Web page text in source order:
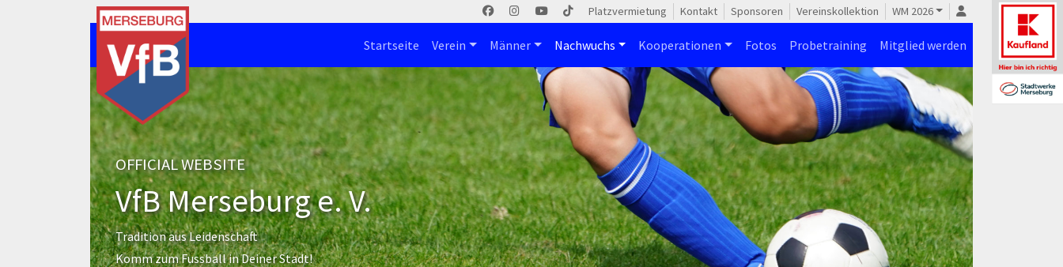
Platzvermietung Kontakt Sponsoren Vereinskollektion WM 2026
Startseite Verein Männer Nachwuchs Kooperationen Fotos Probetraining Mitglied werden
OFFICIAL WEBSITE
VfB Merseburg e. V.
Tradition aus Leidenschaft
Komm zum Fussball in Deiner Stadt!